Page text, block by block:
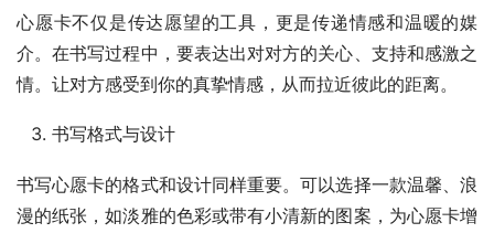
心愿卡不仅是传达愿望的工具，更是传递情感和温暖的媒
介。在书写过程中，要表达出对对方的关心、支持和感激之
情。让对方感受到你的真挚情感，从而拉近彼此的距离。
书写格式与设计
书写心愿卡的格式和设计同样重要。可以选择一款温馨、浪
漫的纸张，如淡雅的色彩或带有小清新的图案，为心愿卡增